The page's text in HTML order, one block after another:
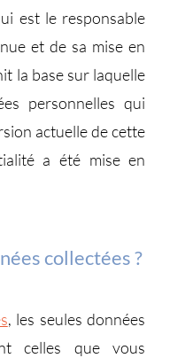
est le responsable
et de sa mise en
la base sur laquelle
personnelles qui
actuelle de cette
a été mise en
collectées ?
, les seules données
celles que vous